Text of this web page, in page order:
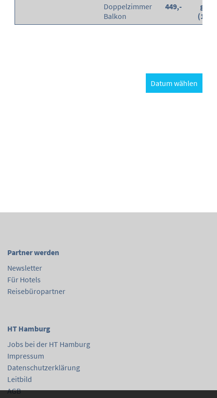
Doppelzimmer
Balkon
449,-
Datum wählen
Partner werden
Newsletter
Für Hotels
Reisebüropartner
HT Hamburg
Jobs bei der HT Hamburg
Impressum
Datenschutzerklärung
Leitbild
AGB